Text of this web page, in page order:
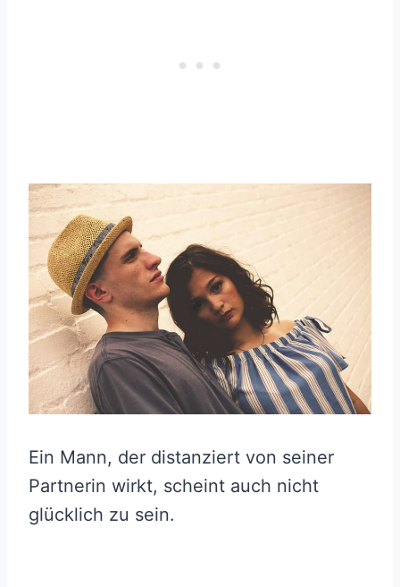
Ein Mann, der distanziert von seiner
Partnerin wirkt, scheint auch nicht
glücklich zu sein.